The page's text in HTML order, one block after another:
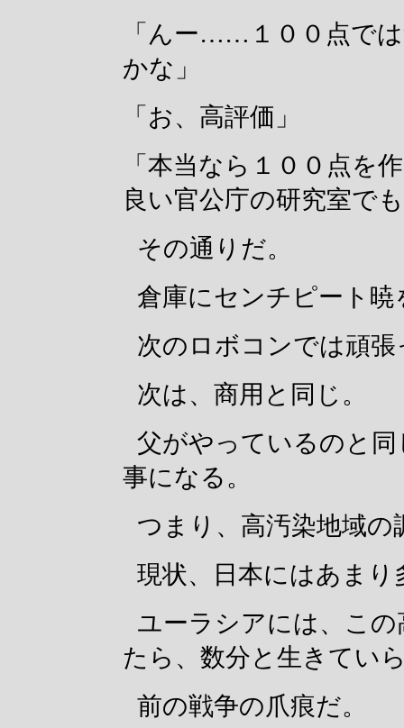
「んー……１００点で
かな」
「お、高評価」
「本当なら１００点
良い官公庁の研究室で
その通りだ。
倉庫にセンチピート暁
次のロボコンでは頑
次は、商用と同じ。
父がやっているのと
事になる。
つまり、高汚染地域の
現状、日本にはあまり
ユーラシアには、こ
たら、数分と生きてい
前の戦争の爪痕だ。